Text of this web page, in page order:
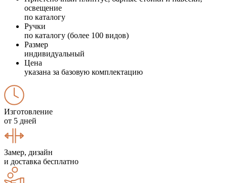
освещение
по каталогу
Ручки
по каталогу (более 100 видов)
Размер
индивидуальный
Цена
указана за базовую комплектацию
Изготовление
от 5 дней
Замер, дизайн
и доставка бесплатно